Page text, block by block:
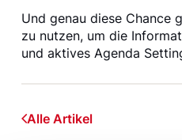
Und genau diese Chance
zu nutzen, um die
und aktives Agenda
Alle Artikel